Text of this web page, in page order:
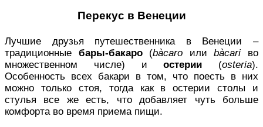
Перекус в Венеции
Лучшие друзья путешественника в Венеции –
традиционные бары-бакаро(bàcaro илиbàcari во
множественном числе) иостерии (osteria).
Особенность всех бакари в том, что поесть в них
можно только стоя, тогда как в остерии столы и
стулья все же есть, что добавляет чуть больше
комфорта во время приема пищи.